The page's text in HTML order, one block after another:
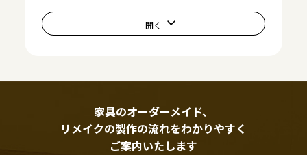
家具のオーダーメイド、
リメイクの製作の流れをわかりやすく
ご案内いたします